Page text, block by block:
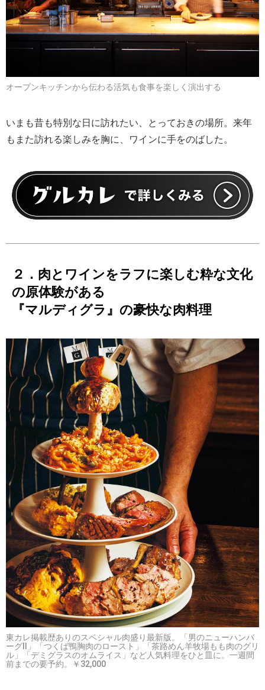
オープンキッチンから伝わる活気も食事を楽しく演出する
いまも昔も特別な日に訪れたい、とっておきの場所。来年
もまた訪れる楽しみを胸に、ワインに手をのばした。
２．肉とワインをラフに楽しむ粋な文化
の原体験がある
『マルディグラ』の豪快な肉料理
東カレ掲載歴ありのスペシャル肉盛り最新版。「男のニューハンバ
ーグⅡ」「つくば鴨胸肉のロースト」「茶路めん羊牧場もも肉のグリ
ル」「デミグラスのオムライス」など人気料理をひと皿に。一週間
前までの要予約。￥32,000